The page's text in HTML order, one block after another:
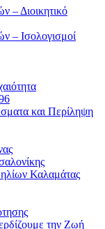
– Διοικητικό
– Ισολογισμοί
και Περίληψη
Καλαμάτας
την Ζωή